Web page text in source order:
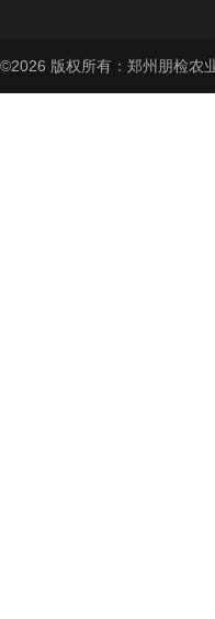
©2026 版权所有：郑州朋检农